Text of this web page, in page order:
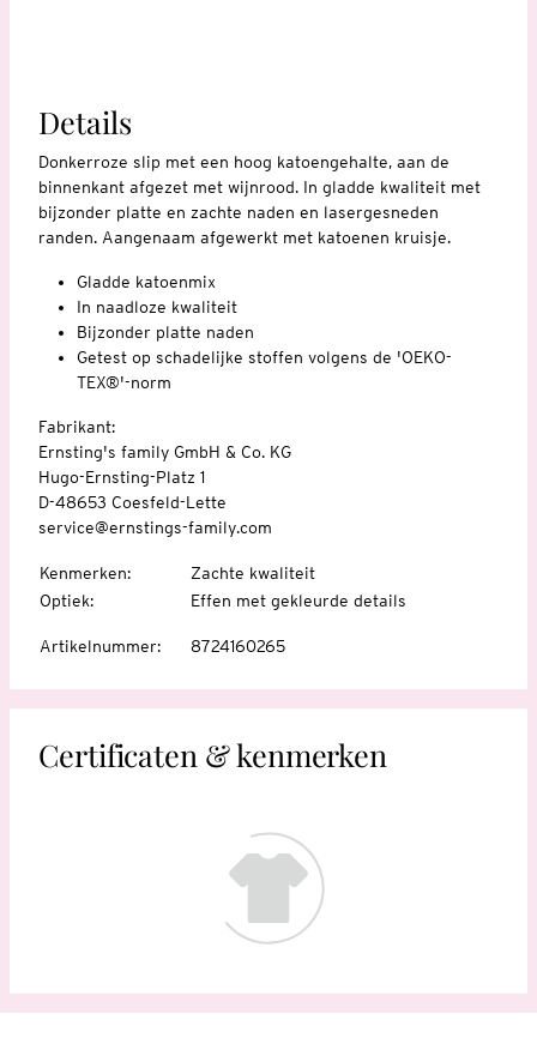
Details
Donkerroze slip met een hoog katoengehalte, aan de
binnenkant afgezet met wijnrood. In gladde kwaliteit met
bijzonder platte en zachte naden en lasergesneden
randen. Aangenaam afgewerkt met katoenen kruisje.
Gladde katoenmix
In naadloze kwaliteit
Bijzonder platte naden
Getest op schadelijke stoffen volgens de 'OEKO-
TEX®'-norm
Fabrikant:
Ernsting's family GmbH & Co. KG
Hugo-Ernsting-Platz 1
D-48653 Coesfeld-Lette
service@ernstings-family.com
Kenmerken:
Zachte kwaliteit
Optiek: Effen met gekleurde details
Artikelnummer: 8724160265
Certificaten & kenmerken